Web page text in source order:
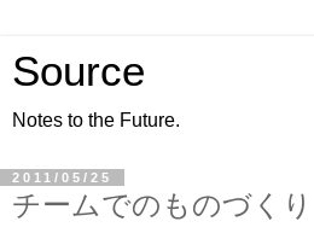
Source
Notes to the Future.
2011/05/25
チームでのものづくり